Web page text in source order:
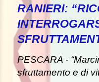
RANIERI:
PESCARA -
sfruttamento e di